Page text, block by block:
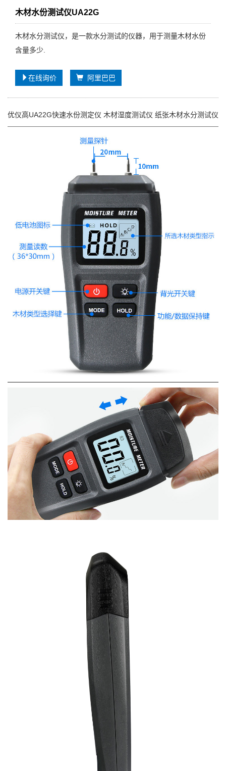
木材水份测试仪UA22G
木材水分测试仪，是一款水分测试的仪器，用于测量木材水份
含量多少.
在线询价 阿里巴巴
优仪高UA22G快速水份测定仪 木材湿度测试仪 纸张木材水分测试仪